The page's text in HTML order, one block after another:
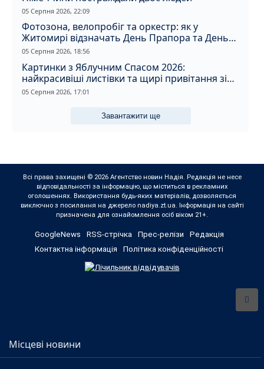
05 Серпня 2026, 22:09
Фотозона, велопробіг та оркестр: як у
Житомирі відзначать День Прапора та День
Незалежності
05 Серпня 2026, 18:56
Картинки з Яблучним Спасом 2026:
найкрасивіші листівки та щирі привітання зі
святом
05 Серпня 2026, 17:01
Завантажити ще
Всі права захищені © 2026 Агентство новин Надія. Редакція не несе
відповідальності за інформацію, що міститься в рекламних
оголошеннях. Використання будь-яких матеріалів, дозволяється
виключно з посилання на джерело nadiya.zt.ua. Інформація на сайті
призначена для ознайомлення осіб віком 21+.
GoogleNews RSS-стрічка Прес-релізи
Редакція
Контактна інформація
Політика конфіденційності
Місцеві новини